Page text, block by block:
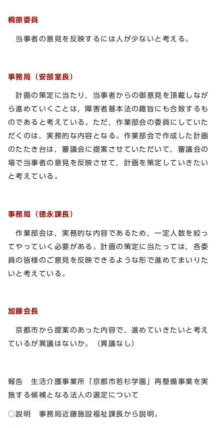
桐原委員
当事者の意見を反映するには人が少ないと考える。
事務局（安部室長）
計画の策定に当たり，当事者からの御意見を頂戴しなが
ら進めていくことは，障害者基本法の趣旨にも合致するも
のであると考えている。ただ，作業部会の委員にしていた
だくのは，実務的な内容となる。作業部会で作成した計画
のたたき台は，審議会に提案させていただいて，審議会の
場で当事者の意見を反映させて，計画を策定していきたい
と考えている。
事務局（德永課長）
作業部会は，実務的な内容であるため，一定人数を絞っ
てやっていく必要がある。計画の策定に当たっては，各委
員の皆様のご意見を反映できるような形で進めてまいりた
いと考えている。
加藤会長
京都市から提案のあった内容で，進めていきたいと考え
ているが異議はないか。（異議なし）
報告 生活介護事業所「京都市若杉学園」再整備事業を実
施する候補となる法人の選定について
○説明 事務局近藤施設福祉課長から説明。